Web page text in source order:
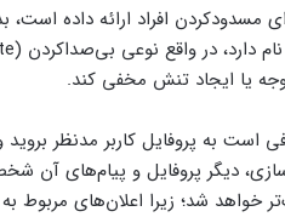
مسدودکردن افراد ارائه داده
یا ایجاد تنش مخفی کند.
دیگر پروفایل و پیام‌های آن
خواهد شد؛ زیرا اعلان‌های مربوط